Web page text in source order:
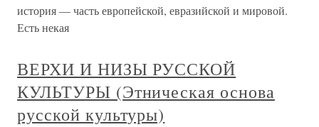
история — часть европейской, евразийской и мировой.
Есть некая
ВЕРХИ И НИЗЫ РУССКОЙ
КУЛЬТУРЫ (Этническая основа
русской культуры)